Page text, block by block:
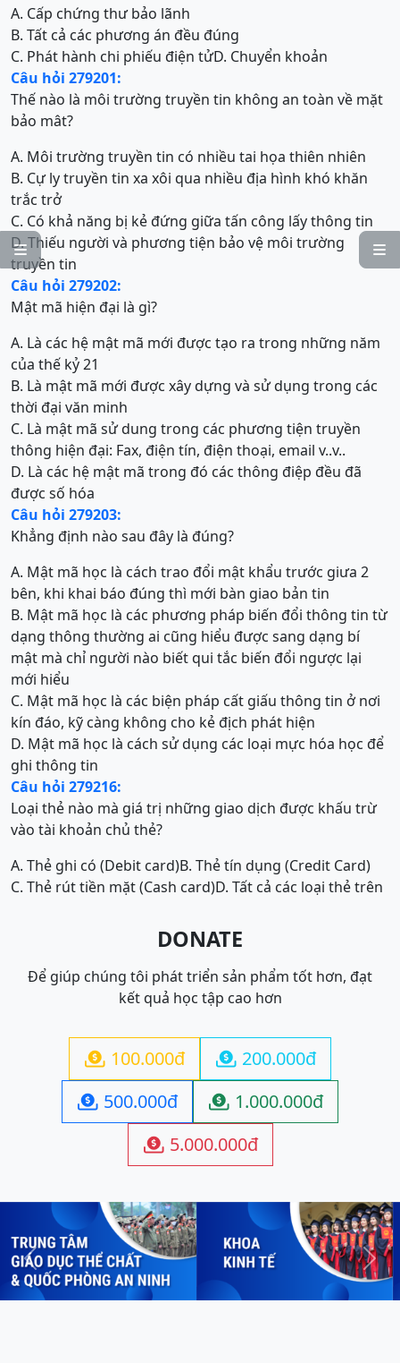


A. Cấp chứng thư bảo lãnh
B. Tất cả các phương án đều đúng
C. Phát hành chi phiếu điện tửD. Chuyển khoản
Câu hỏi 279201:
Thế nào là môi trường truyền tin không an toàn về mặt
bảo mât?
A. Môi trường truyền tin có nhiều tai họa thiên nhiên
B. Cự ly truyền tin xa xôi qua nhiều địa hình khó khăn
trắc trở
C. Có khả năng bị kẻ đứng giữa tấn công lấy thông tin
D. Thiếu người và phương tiện bảo vệ môi trường
truyền tin
Câu hỏi 279202:
Mật mã hiện đại là gì?
A. Là các hệ mật mã mới được tạo ra trong những năm
của thế kỷ 21
B. Là mật mã mới được xây dựng và sử dụng trong các
thời đại văn minh
C. Là mật mã sử dung trong các phương tiện truyền
thông hiện đại: Fax, điện tín, điện thoại, email v..v..
D. Là các hệ mật mã trong đó các thông điệp đều đã
được số hóa
Câu hỏi 279203:
Khẳng định nào sau đây là đúng?
A. Mật mã học là cách trao đổi mật khẩu trước giưa 2
bên, khi khai báo đúng thì mới bàn giao bản tin
B. Mật mã học là các phương pháp biến đổi thông tin từ
dạng thông thường ai cũng hiểu được sang dạng bí
mật mà chỉ người nào biết qui tắc biến đổi ngược lại
mới hiểu
C. Mật mã học là các biện pháp cất giấu thông tin ở nơi
kín đáo, kỹ càng không cho kẻ địch phát hiện
D. Mật mã học là cách sử dụng các loại mực hóa học để
ghi thông tin
Câu hỏi 279216:
Loại thẻ nào mà giá trị những giao dịch được khấu trừ
vào tài khoản chủ thẻ?
A. Thẻ ghi có (Debit card)B. Thẻ tín dụng (Credit Card)
C. Thẻ rút tiền mặt (Cash card)D. Tất cả các loại thẻ trên
DONATE
Để giúp chúng tôi phát triển sản phẩm tốt hơn, đạt
kết quả học tập cao hơn
 100.000đ  200.000đ
 500.000đ  1.000.000đ
 5.000.000đ
Previous Next